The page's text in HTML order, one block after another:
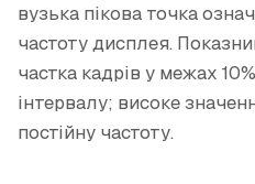
вузька пікова точка
частоту дисплея.
частка кадрів у межах
інтервалу; високе
постійну частоту.